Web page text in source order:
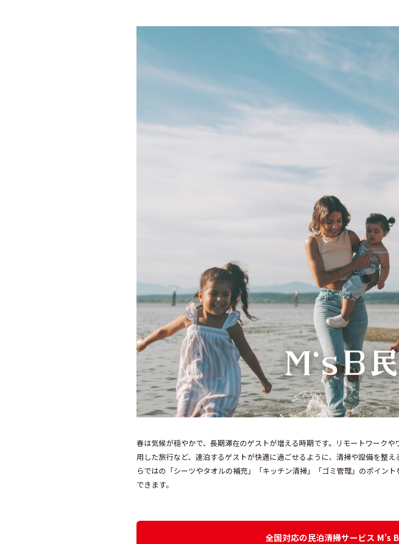
春は気候が穏やかで、長期滞在のゲストが増える時期です。リモートワーク
用した旅行など、連泊するゲストが快適に過ごせるように、清掃や設備を整
らではの「シーツやタオルの補充」「キッチン清掃」「ゴミ管理」のポイン
できます。
全国対応の民泊清掃サービス M’s B